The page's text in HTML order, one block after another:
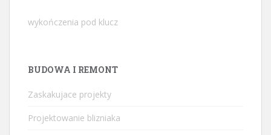
wykończenia pod klucz
BUDOWA I REMONT
Zaskakujace projekty
Projektowanie blizniaka